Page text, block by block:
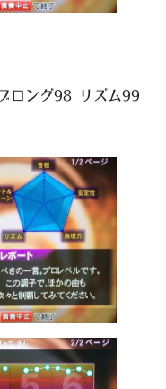
ロング98 リズム99